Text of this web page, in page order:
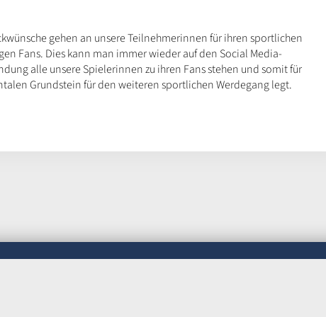
gehen an unsere Teilnehmerinnen für ihren sportlichen
Fans. Dies kann man immer wieder auf den Social Media-
alle unsere Spielerinnen zu ihren Fans stehen und somit für
Grundstein für den weiteren sportlichen Werdegang legt.